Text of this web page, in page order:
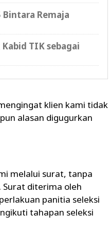
Bintara Remaja
TIK sebagai
klien kami tidak
alasan digugurkan
melalui surat, tanpa
Surat diterima oleh
panitia seleksi
tahapan seleksi